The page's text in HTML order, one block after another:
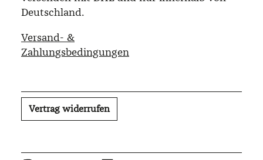
Deutschland.
Versand- &
Zahlungsbedingungen
Vertrag widerrufen